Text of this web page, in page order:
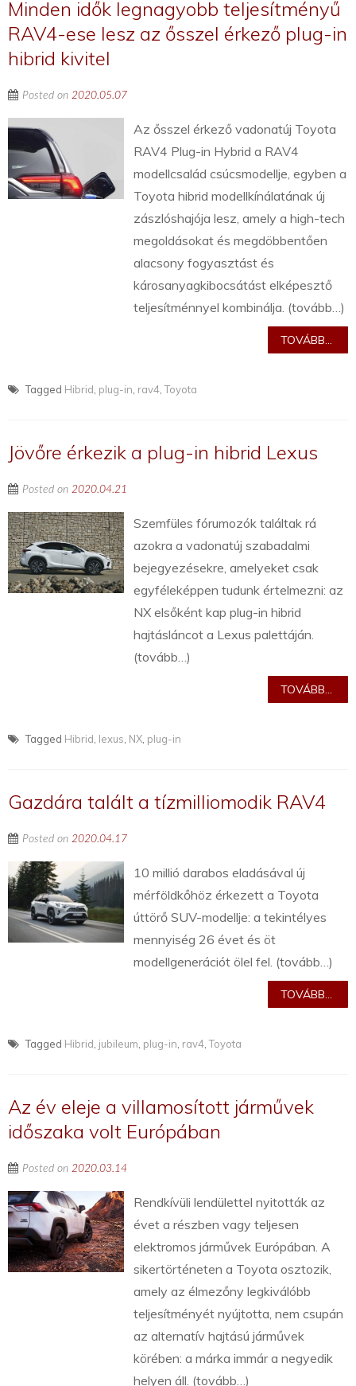
Minden idők legnagyobb teljesítményű
RAV4-ese lesz az ősszel érkező plug-in
hibrid kivitel
Posted on 2020.05.07
Az ősszel érkező vadonatúj Toyota
RAV4 Plug-in Hybrid a RAV4
modellcsalád csúcsmodellje, egyben a
Toyota hibrid modellkínálatának új
zászlóshajója lesz, amely a high-tech
megoldásokat és megdöbbentően
alacsony fogyasztást és
károsanyagkibocsátást elképesztő
teljesítménnyel kombinálja. (tovább…)
TOVÁBB...
Tagged Hibrid plug-in rav4 ,Toyota
Jövőre érkezik a plug-in hibrid Lexus
Posted on 2020.04.21
Szemfüles fórumozók találtak rá
azokra a vadonatúj szabadalmi
bejegyezésekre, amelyeket csak
egyféleképpen tudunk értelmezni: az
NX elsőként kap plug-in hibrid
hajtásláncot a Lexus palettáján.
(tovább…)
TOVÁBB...
Tagged Hibrid lexus NX plug-in
Gazdára talált a tízmilliomodik RAV4
Posted on 2020.04.17
10 millió darabos eladásával új
mérföldkőhöz érkezett a Toyota
úttörő SUV-modellje: a tekintélyes
mennyiség 26 évet és öt
modellgenerációt ölel fel. (tovább…)
TOVÁBB...
Tagged Hibrid jubileum plug-in rav4 ,Toyota
Az év eleje a villamosított járművek
időszaka volt Európában
Posted on 2020.03.14
Rendkívüli lendülettel nyitották az
évet a részben vagy teljesen
elektromos járművek Európában. A
sikertörténeten a Toyota osztozik,
amely az élmezőny legkiválóbb
teljesítményét nyújtotta, nem csupán
az alternatív hajtású járművek
körében: a márka immár a negyedik
helyen áll. (tovább…)